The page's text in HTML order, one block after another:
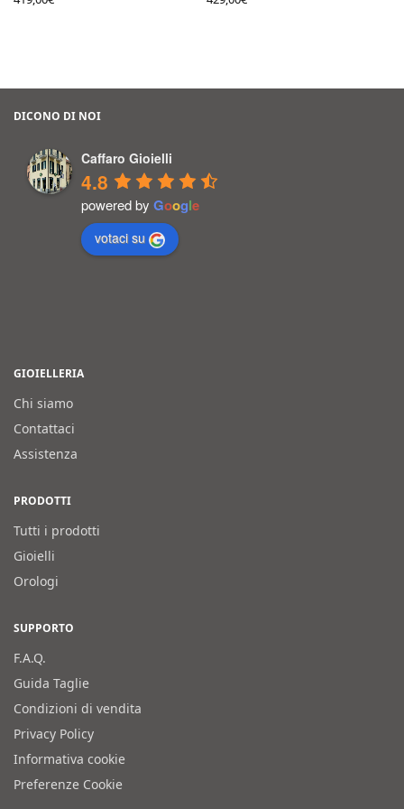
DICONO DI NOI
Caffaro Gioielli
4.8
powered by Google
votaci su
GIOIELLERIA
Chi siamo
Contattaci
Assistenza
PRODOTTI
Tutti i prodotti
Gioielli
Orologi
SUPPORTO
F.A.Q.
Guida Taglie
Condizioni di vendita
Privacy Policy
Informativa cookie
Preferenze Cookie